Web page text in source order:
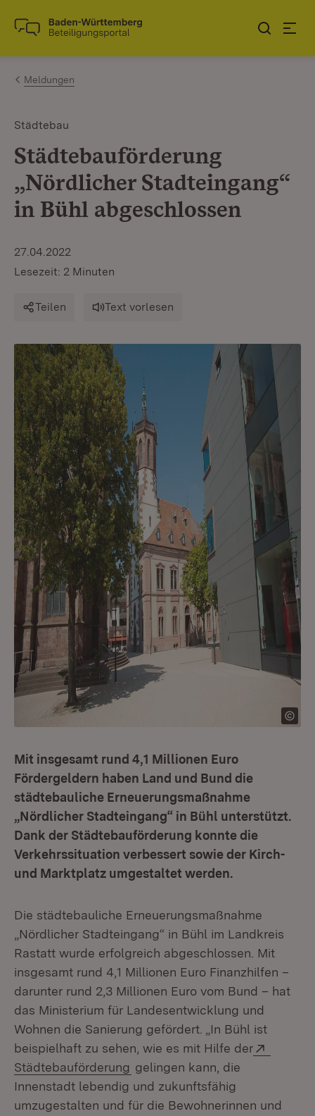
Zum Inhalt springen
Link zur Startseite
Meldungen
Städtebau
Städtebauförderung
„Nördlicher Stadteingang“
in Bühl abgeschlossen
27.04.2022
Lesezeit: 2 Minuten
Teilen Text vorlesen
Mit insgesamt rund 4,1 Millionen Euro
Fördergeldern haben Land und Bund die
städtebauliche Erneuerungsmaßnahme
„Nördlicher Stadteingang“ in Bühl unterstützt.
Dank der Städtebauförderung konnte die
Verkehrssituation verbessert sowie der Kirch-
und Marktplatz umgestaltet werden.
Die städtebauliche Erneuerungsmaßnahme
„Nördlicher Stadteingang“ in Bühl im Landkreis
Rastatt wurde erfolgreich abgeschlossen. Mit
insgesamt rund 4,1 Millionen Euro Finanzhilfen –
darunter rund 2,3 Millionen Euro vom Bund – hat
das Ministerium für Landesentwicklung und
Wohnen die Sanierung gefördert. „In Bühl ist
beispielhaft zu sehen, wie es mit Hilfe der
Städtebauförderung (Öffnet in neuem Fenster)
gelingen kann, die
Innenstadt lebendig und zukunftsfähig
umzugestalten und für die Bewohnerinnen und